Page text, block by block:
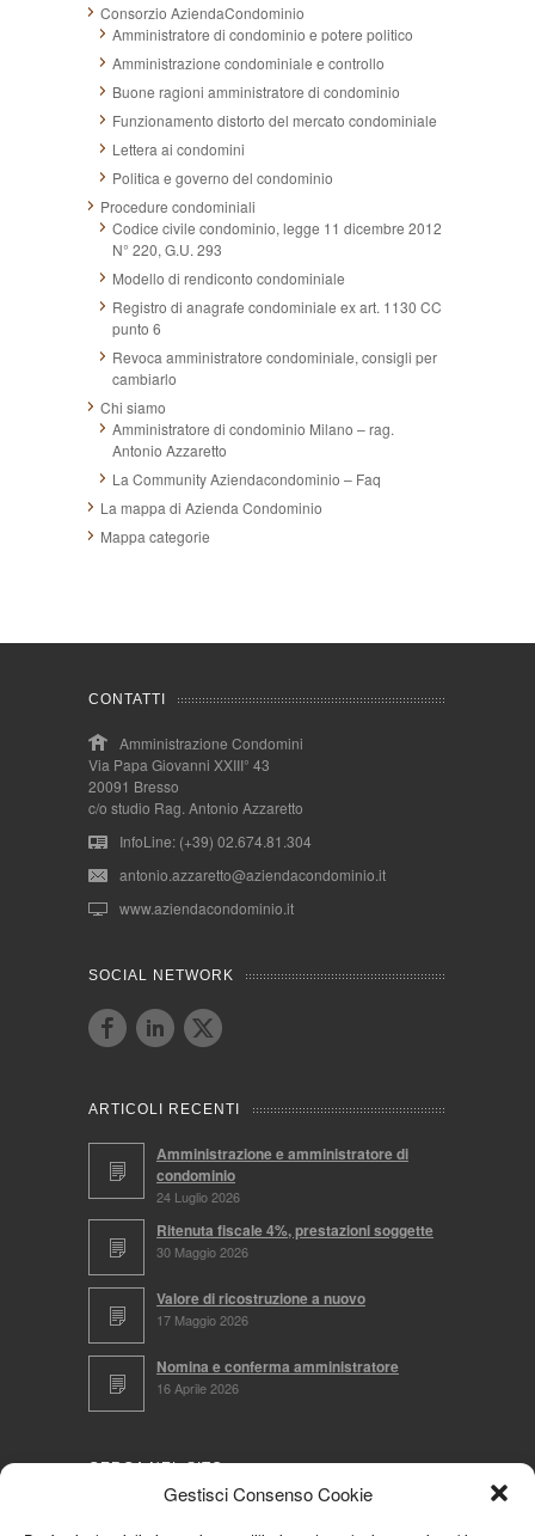
Gestisci Consenso Cookie
Consorzio AziendaCondominio
Amministratore di condominio e potere politico
Amministrazione condominiale e controllo
Buone ragioni amministratore di condominio
Funzionamento distorto del mercato condominiale
Lettera ai condomini
Politica e governo del condominio
Procedure condominiali
Codice civile condominio, legge 11 dicembre 2012
N° 220, G.U. 293
Modello di rendiconto condominiale
Registro di anagrafe condominiale ex art. 1130 CC
punto 6
Revoca amministratore condominiale, consigli per
cambiarlo
Chi siamo
Amministratore di condominio Milano – rag.
Antonio Azzaretto
La Community Aziendacondominio – Faq
La mappa di Azienda Condominio
Mappa categorie
CONTATTI
Amministrazione Condomini
Via Papa Giovanni XXIII° 43
20091 Bresso
c/o studio Rag. Antonio Azzaretto
InfoLine: (+39) 02.674.81.304
antonio.azzaretto@aziendacondominio.it
www.aziendacondominio.it
SOCIAL NETWORK
ARTICOLI RECENTI
Amministrazione e amministratore di
condominio
24 Luglio 2026
Ritenuta fiscale 4%, prestazioni soggette
30 Maggio 2026
Valore di ricostruzione a nuovo
17 Maggio 2026
Nomina e conferma amministratore
16 Aprile 2026
CERCA NEL SITO